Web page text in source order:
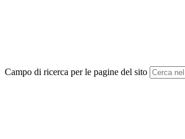
Campo di ricerca per le pagine del sito